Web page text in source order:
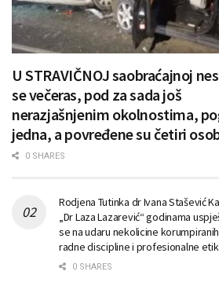
U STRAVIČNOJ saobraćajnoj
se večeras, pod za sada još
nerazjašnjenim okolnostima,
jedna, a povređene su četiri
0 SHARES
Rodjena Tutinka dr Ivana Stašević
„Dr Laza Lazarević“ godinama
se na udaru nekolicine
radne discipline i profesionalne
0 SHARES